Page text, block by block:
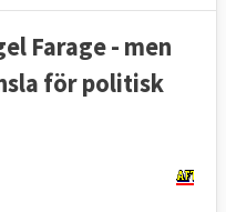
Farage - men
för politisk